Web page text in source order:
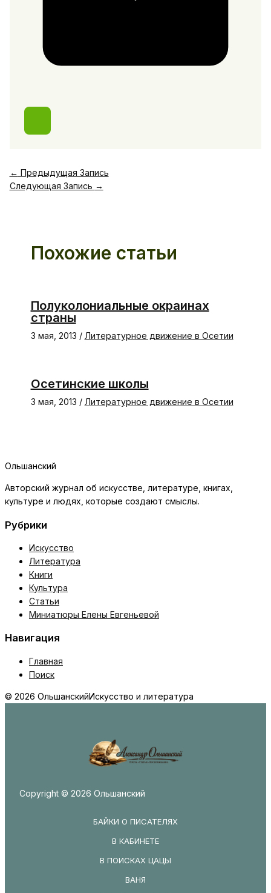
← Предыдущая Запись
Следующая Запись →
Похожие статьи
Полуколониальные окраинах
страны
3 мая, 2013 / Литературное движение в Осетии
Осетинские школы
3 мая, 2013 / Литературное движение в Осетии
Ольшанский
Авторский журнал об искусстве, литературе, книгах,
культуре и людях, которые создают смыслы.
Рубрики
Искусство
Литература
Книги
Культура
Статьи
Миниатюры Елены Евгеньевой
Навигация
Главная
Поиск
© 2026 ОльшанскийИскусство и литература
Copyright © 2026 Ольшанский
БАЙКИ О ПИСАТЕЛЯХ
В КАБИНЕТЕ
В ПОИСКАХ ЦАЦЫ
ВАНЯ